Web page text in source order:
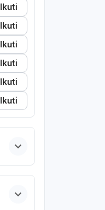
Ikuti
Ikuti
Ikuti
Ikuti
Ikuti
Ikuti